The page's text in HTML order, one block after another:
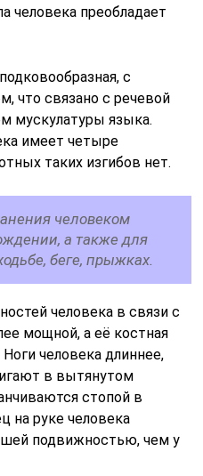
человека преобладает
с
что связано с речевой
мускулатуры языка.
имеет четыре
таких изгибов нет.
человеком
а также для
беге, прыжках.
человека в связи с
мощной, а её костная
человека длиннее,
в вытянутом
стопой в
на руке человека
подвижностью, чем у